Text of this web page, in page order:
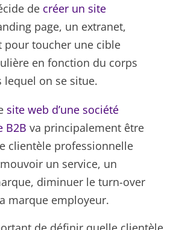
de créer un site
page, un extranet,
pour toucher une cible
en fonction du corps
lequel on se situe.
site web d’une société
B2B va principalement être
clientèle professionnelle
un service, un
diminuer le turn-over
marque employeur.